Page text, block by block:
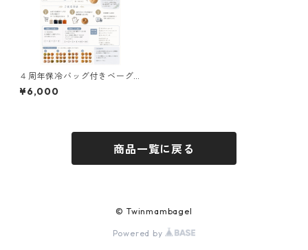
４周年保冷バッグ付きベーグ
ル4個セット(カーキ)
¥6,000
商品一覧に戻る
© Twinmambagel
Powered by